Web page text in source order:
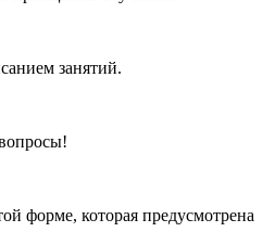
занятий.
форме, которая предусмотрена